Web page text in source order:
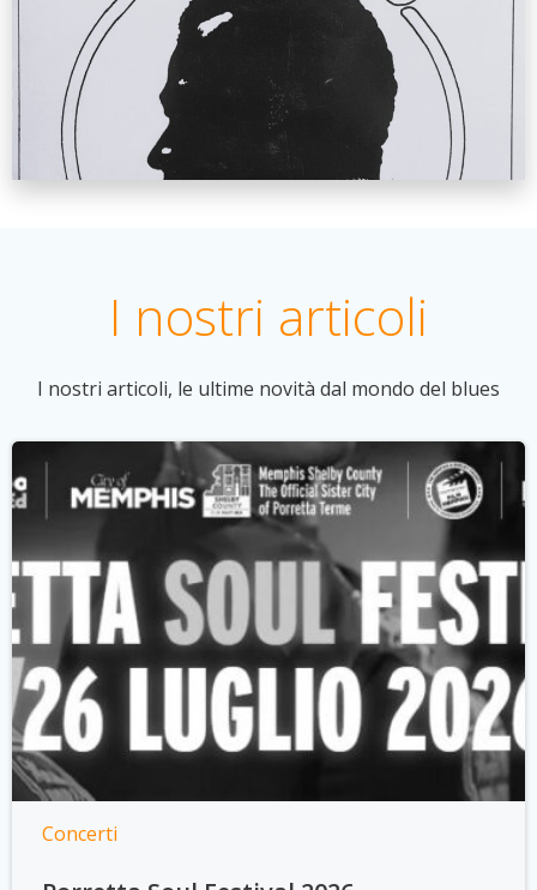
I nostri articoli
I nostri articoli, le ultime novità dal mondo del blues
Concerti